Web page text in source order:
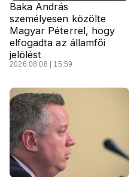
Baka András
személyesen közölte
Magyar Péterrel, hogy
elfogadta az államfői
jelölést
2026.08.08 | 15:59